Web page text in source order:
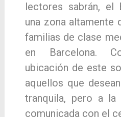
lectores sabrán, el
una zona altamente
familias de clase
en Barcelona.
ubicación de este
aquellos que
tranquila, pero a la
comunicada con el